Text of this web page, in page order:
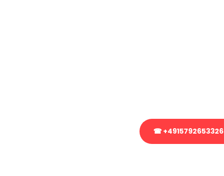
☎ +4915792653326